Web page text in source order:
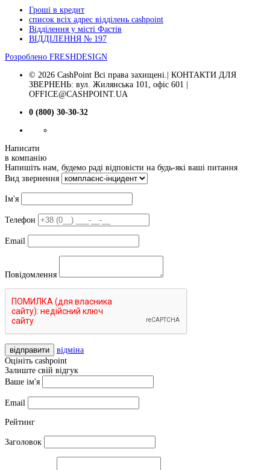
Гроші в кредит
список всіх адрес відділень cashpoint
Відділення у місті Фастів
ВІДДІЛЕННЯ № 197
Розроблено FRESHDESIGN
© 2026 CashPoint Всі права захищені.| КОНТАКТИ ДЛЯ
ЗВЕРНЕНЬ: вул. Жилянська 101, офіс 601 |
OFFICE@CASHPOINT.UA
0 (800) 30-30-32
Написати
в компанію
Напишіть нам, будемо раді відповісти на будь-які ваші питання
Вид звернення
Ім'я
Телефон
Email
Повідомлення
відправити
відміна
Оцініть cashpoint
Залиште свій відгук
Ваше ім'я
Email
Рейтинг
Заголовок